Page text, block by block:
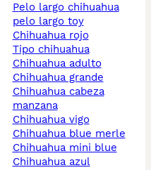
pelo largo chihuahua
pelo largo toy
chihuahua rojo
tipo chihuahua
chihuahua adulto
chihuahua grande
chihuahua cabeza
manzana
chihuahua vigo
chihuahua blue merle
chihuahua mini blue
chihuahua azul